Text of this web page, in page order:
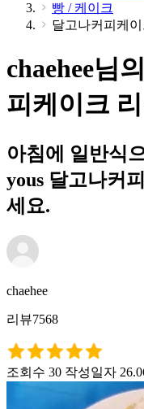
빵 / 케이크
달고나커피케이
chaehee님
피케이크
아침에 일반식
yous 달고나커
세요.
chaehee
리뷰7568
조회수 30 작성일자